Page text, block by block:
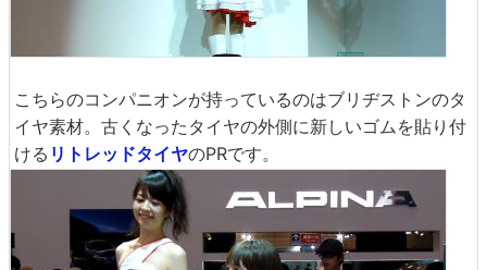
こちらのコンパニオンが持っているのはブリヂストンのタ
イヤ素材。古くなったタイヤの外側に新しいゴムを貼り付
ける リトレッドタイヤのPRです。